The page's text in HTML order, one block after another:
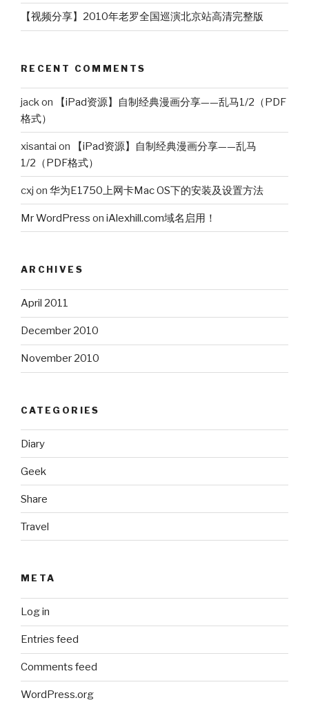
【视频分享】2010年老罗全国巡演北京站高清完整版
RECENT COMMENTS
jackon
【iPad资源】自制经典漫画分享——乱马1/2（PDF
格式）
xisantai on
【iPad资源】自制经典漫画分享——乱马
1/2（PDF格式）
cxj on 华为E1750上网卡Mac OS下的安装及设置方法
Mr WordPress on iAlexhill.com域名启用！
ARCHIVES
April 2011
December 2010
November 2010
CATEGORIES
Diary
Geek
Share
Travel
META
Log in
Entries feed
Comments feed
WordPress.org